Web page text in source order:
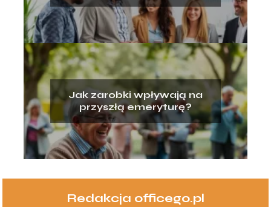
Jak zarobki wpływają na
przyszłą emeryturę?
Redakcja officego.pl